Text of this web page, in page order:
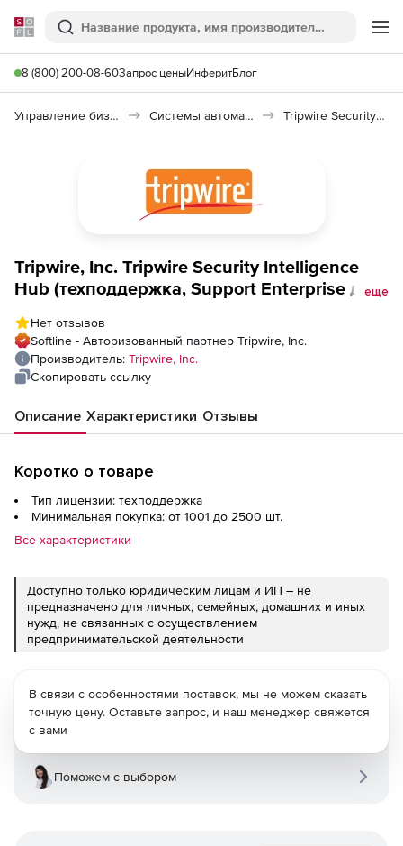
Softline
Поиск
8 (800) 200-08-60Запрос ценыИнферитБлог
Управление бизнесом, CRM/ERP Системы автоматизации Tripwire Security Intelligence Hub
Tripwire, Inc. Tripwire Security Intelligence
Hub (техподдержка, Support Enterprise для
лицензии
еще
Нет отзывов
Softline - Авторизованный партнер Tripwire, Inc.
Производитель: Tripwire, Inc.
Скопировать ссылку
Описание Характеристики Отзывы
Коротко о товаре
Тип лицензии: техподдержка
Минимальная покупка: от 1001 до 2500 шт.
Все характеристики
Доступно только юридическим лицам и ИП – не
предназначено для личных, семейных, домашних и иных
нужд, не связанных с осуществлением
предпринимательской деятельности
В связи с особенностями поставок, мы не можем сказать
точную цену. Оставьте запрос, и наш менеджер свяжется
с вами
Поможем с выбором